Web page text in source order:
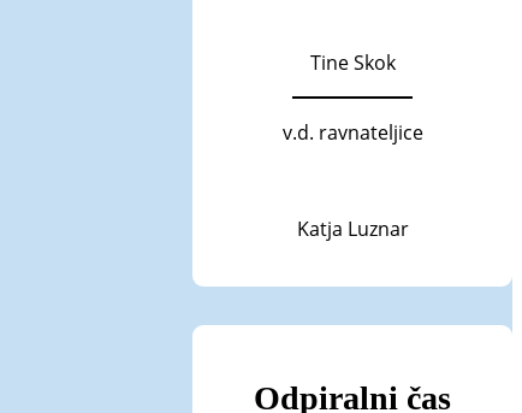
Tine Skok
v.d. ravnateljice
Katja Luznar
Odpiralni čas